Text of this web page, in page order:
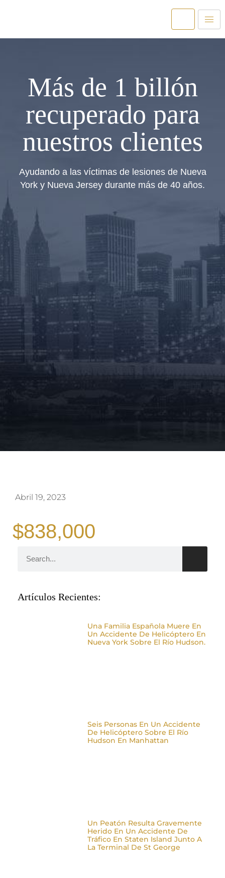
Más de 1 billón
recuperado para
nuestros clientes
Ayudando a las víctimas de lesiones de Nueva
York y Nueva Jersey durante más de 40 años.
Abril 19, 2023
$838,000
Artículos Recientes:
Una Familia Española Muere En
Un Accidente De Helicóptero En
Nueva York Sobre El Río Hudson.
Seis Personas En Un Accidente
De Helicóptero Sobre El Río
Hudson En Manhattan
Un Peatón Resulta Gravemente
Herido En Un Accidente De
Tráfico En Staten Island Junto A
La Terminal De St George